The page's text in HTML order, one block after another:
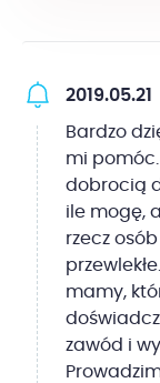
2019.05.21
Bardzo
mi pomóc.
dobrocią
ile mogę,
rzecz
mamy,
zawód i